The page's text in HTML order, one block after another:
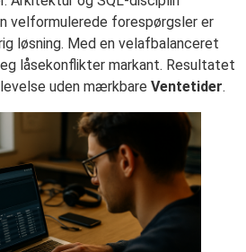
velformulerede forespørgsler er
løsning. Med en velafbalanceret
låsekonflikter markant. Resultatet
uden mærkbare Ventetider.